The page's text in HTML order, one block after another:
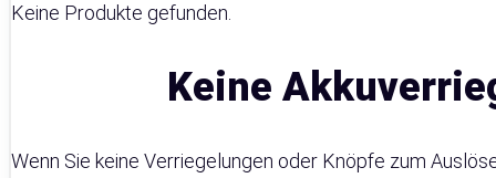
Keine Produkte gefunden.
Keine
Wenn Sie keine Verriegelungen oder Knöpfe zum